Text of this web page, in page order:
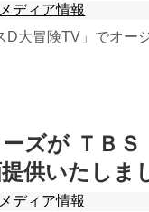
メディア情報
D大冒険TV」でオー
ズが ＴＢＳ
供いたしま
メディア情報